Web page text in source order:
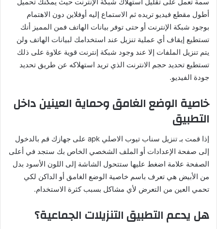
أطول مقطع فيديو تريده ثم الاستماع إليه أوفلاين دون الاهتمام
بوجود شبكة الإنترنت أو حتى توفر بيانات الهاتف فمن المميز أنك
تستطيع إيقاف أي عملية تنزيل عند استخدامك لبيانات الهاتف ولن
يتم تنزيل الملفات إلا عند وجود شبكة إنترنت قوية علاوة على ذلك
تستطيع تحديد حجم الانترنت الذي تريد استهلاكه عن طريق تحديد
جودة الفيديو.
خاصية الوضع الغامق وحماية العينين داخل
التطبيق
إذا قمت بـ تنزيل سناب تيوب الاصلي apk على جهازك قم بالدخول
إلى صفحة الإعدادات أو الملف الشخصي الخاص بك ستجد في أعلى
الصفحة علامة اضغط عليها ستتحول الشاشة إلى اللون الأسود بدل
من الأبيض هي تعرف باسم خاصية الوضع الغامق أو الداكن لكي
تحمي العين من التعرض لأي مشاكل بسبب كثرة الاستخدام.
هل يدعم التطبيق التنزيلات الجماعية؟